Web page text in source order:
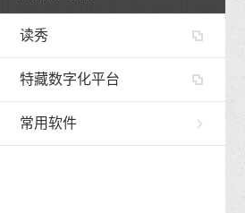
读秀
特藏数字化平台
常用软件